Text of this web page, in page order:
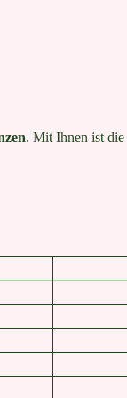
. Mit Ihnen ist die